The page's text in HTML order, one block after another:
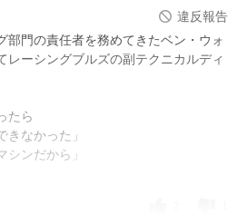
違反報告
門の責任者を務めてきたベン・ウォ
ーシングブルズの副テクニカルディ
たら
なかった」
ンだから」